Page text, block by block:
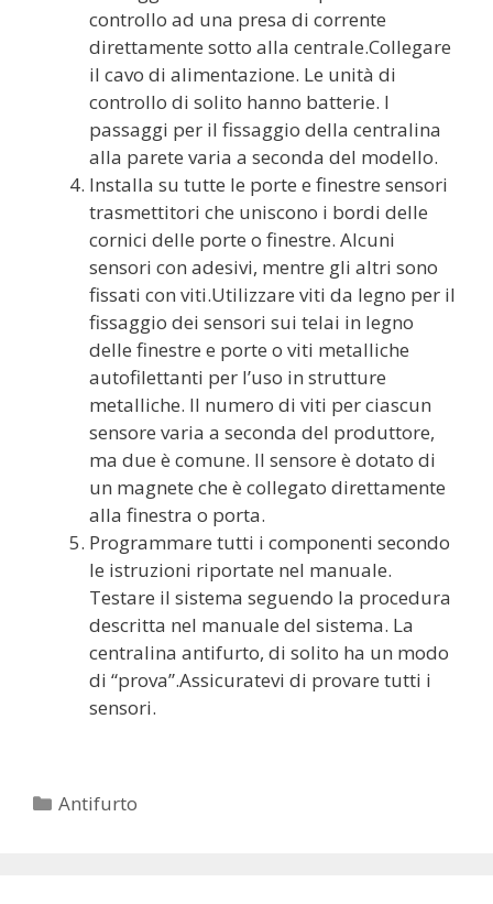
controllo ad una presa di corrente
direttamente sotto alla centrale.Collegare
il cavo di alimentazione. Le unità di
controllo di solito hanno batterie. I
passaggi per il fissaggio della centralina
alla parete varia a seconda del modello.
Installa su tutte le porte e finestre sensori
trasmettitori che uniscono i bordi delle
cornici delle porte o finestre. Alcuni
sensori con adesivi, mentre gli altri sono
fissati con viti.Utilizzare viti da legno per il
fissaggio dei sensori sui telai in legno
delle finestre e porte o viti metalliche
autofilettanti per l’uso in strutture
metalliche. Il numero di viti per ciascun
sensore varia a seconda del produttore,
ma due è comune. Il sensore è dotato di
un magnete che è collegato direttamente
alla finestra o porta.
Programmare tutti i componenti secondo
le istruzioni riportate nel manuale.
Testare il sistema seguendo la procedura
descritta nel manuale del sistema. La
centralina antifurto, di solito ha un modo
di “prova”.Assicuratevi di provare tutti i
sensori.
Categorie
Antifurto